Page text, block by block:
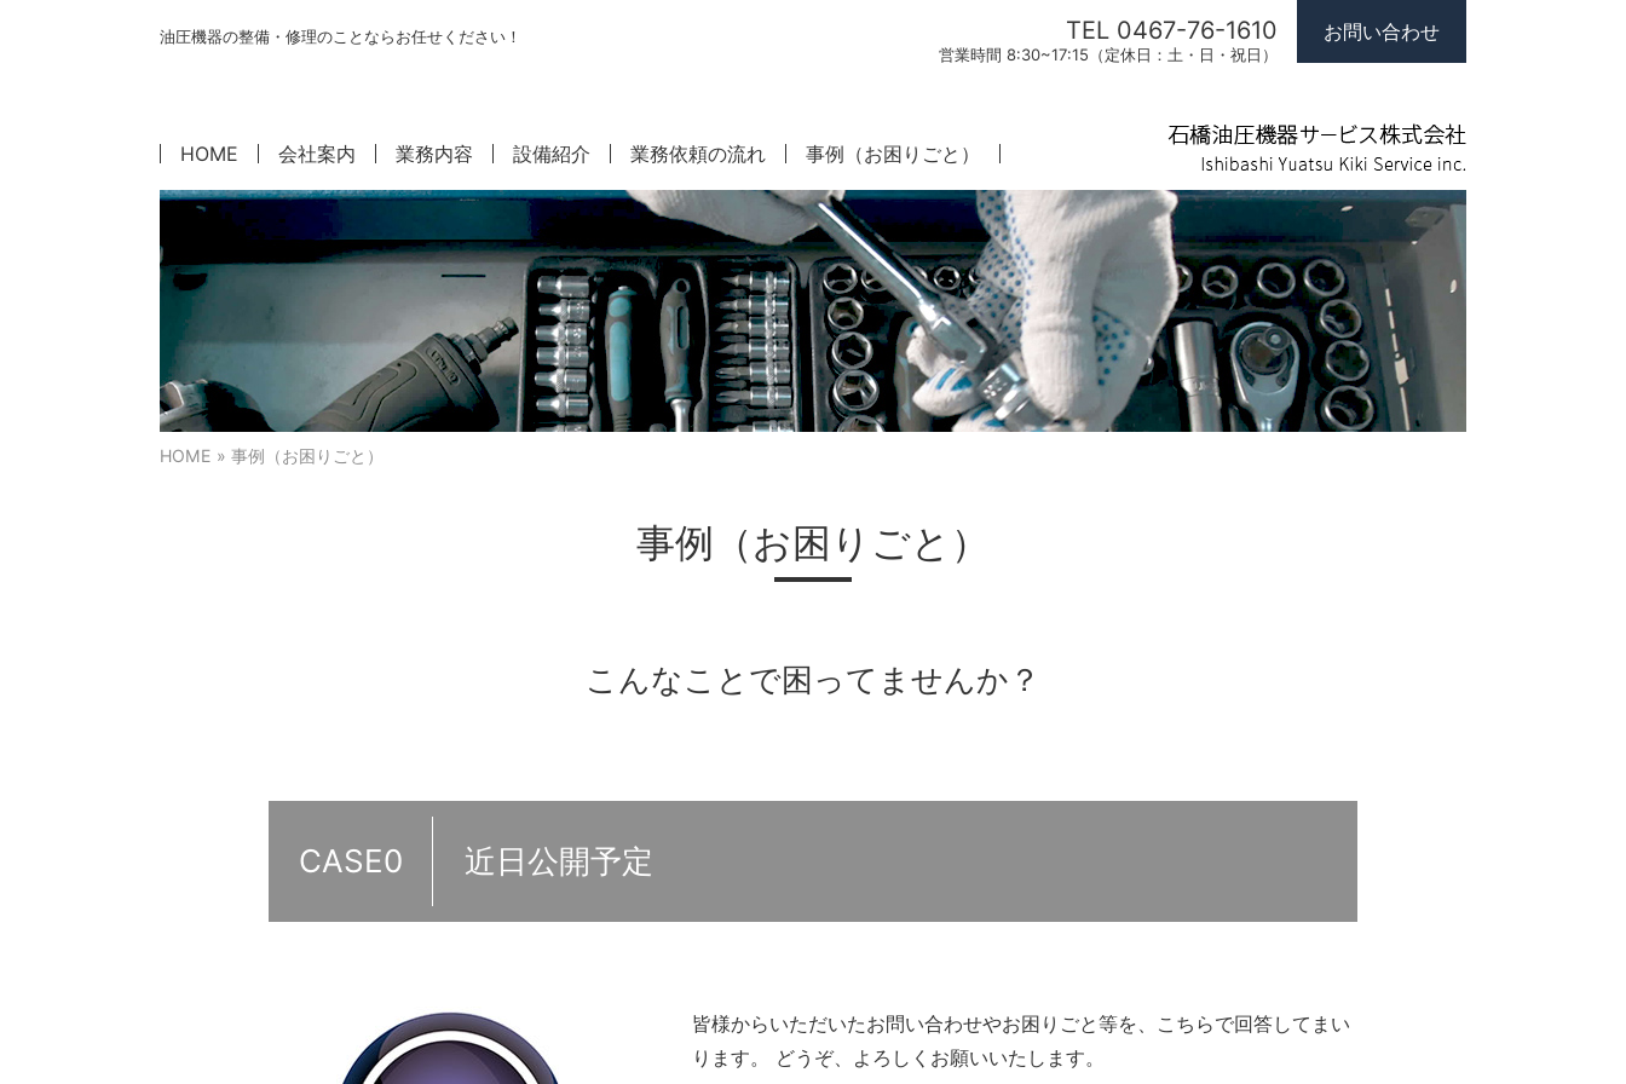
油圧機器の整備・修理のことならお任せください！ TEL 0467-76-1610
営業時間 8:30~17:15（定休日：土・日・祝日）
お問い合わせ
HOME 会社案内 業務内容 設備紹介 業務依頼の流れ 事例（お困りごと）
HOME » 事例（お困りごと）
事例（お困りごと）
こんなことで困ってませんか？
CASE0 近日公開予定
皆様からいただいたお問い合わせやお困りごと等を、こちらで回答してまい
ります。 どうぞ、よろしくお願いいたします。